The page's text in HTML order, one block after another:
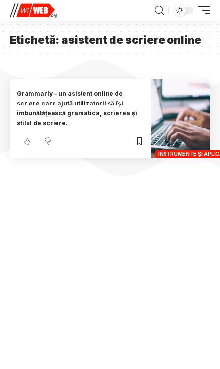
Etichetă: asistent de scriere online
INSTRUMENTE ȘI
Grammarly – un asistent online de
scriere care ajută utilizatorii să își
îmbunătățească gramatica, scrierea și
stilul de scriere.